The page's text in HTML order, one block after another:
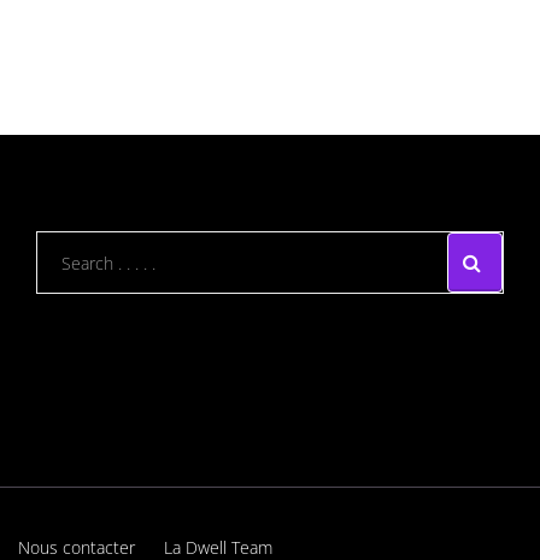
Nous contacter La Dwell Team